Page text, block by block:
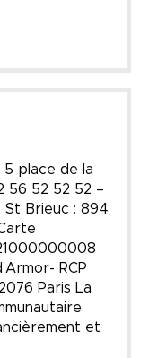
5 place de la
56 52 52 52 –
St Brieuc : 894
RCP
Paris La
et